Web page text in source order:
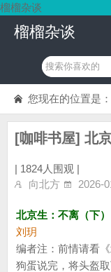
榴榴杂谈
榴榴杂谈
您现在的位置是：
[咖啡书屋] 北
| 1824人围观 |
向北方
2026-
北京生：不离（下）
刘玥
编者注：前情请看
狗蛋说完，将头盔